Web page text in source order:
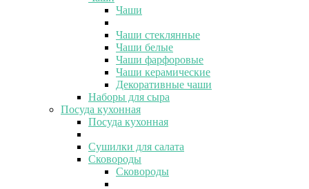
Чаши
Чаши стеклянные
Чаши белые
Чаши фарфоровые
Чаши керамические
Декоративные чаши
Наборы для сыра
Посуда кухонная
Посуда кухонная
Сушилки для салата
Сковороды
Сковороды